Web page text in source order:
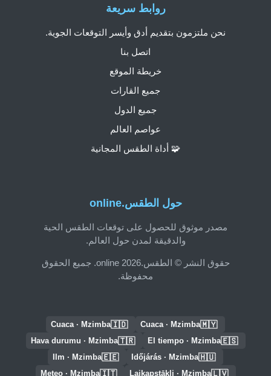
حول الطقس.online
مصدر موثوق للحصول على توقعات الطقس الحية
والدقيقة لمدن حول العالم.
حقوق النشر © الطقس.online 2026. جميع الحقوق
محفوظة.
روابط سريعة
نحن ملتزمون بتقديم أدق وأيسر التوقعات الجوية.
اتصل بنا
خريطة الموقع
جميع القارات
جميع الدول
عواصم العالم
🧩 أداة الطقس المجانية
🇲🇾
Cuaca · Mzimba
🇮🇩
Cuaca · Mzimba
🇪🇸
El tiempo · Mzimba
🇹🇷
Hava durumu · Mzimba
🇭🇺
Időjárás · Mzimba
🇪🇪
Ilm · Mzimba
🇱🇻
Laikapstākļi · Mzimba
🇮🇹
Meteo · Mzimba